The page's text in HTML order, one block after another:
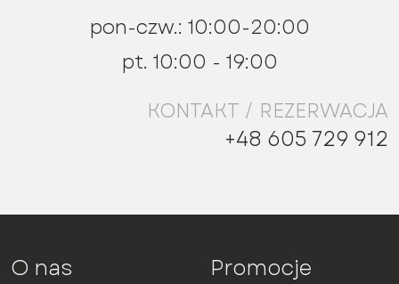
pon-czw.: 10:00-20:00
pt. 10:00 - 19:00
KONTAKT / REZERWACJA
+48 605 729 912
O nas
Promocje